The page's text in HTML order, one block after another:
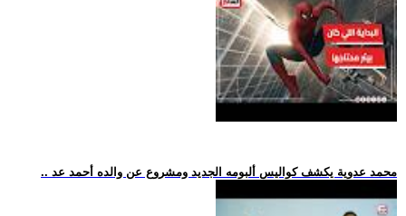
.. محمد عدوية يكشف كواليس ألبومه الجديد ومشروع عن والده أحمد عد